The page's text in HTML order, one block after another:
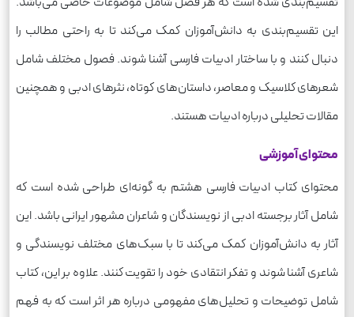
این تقسیم‌بندی به دانش‌آموزان کمک می‌کند تا به راحتی مطالب را
دنبال کنند و با ساختار ادبیات فارسی آشنا شوند. فصول مختلف شامل
شعرهای کلاسیک و معاصر، داستان‌های کوتاه، نثرهای ادبی و همچنین
مقالات تحلیلی درباره ادبیات هستند.
محتوای آموزشی
محتوای کتاب ادبیات فارسی هشتم به گونه‌ای طراحی شده است که
شامل آثار برجسته ادبی از نویسندگان و شاعران مشهور ایرانی باشد. این
آثار به دانش‌آموزان کمک می‌کند تا با سبک‌های مختلف نویسندگی و
شاعری آشنا شوند و تفکر انتقادی خود را تقویت کنند. علاوه بر این، کتاب
شامل توضیحات و تحلیل‌های مفهومی درباره هر اثر است که به فهم